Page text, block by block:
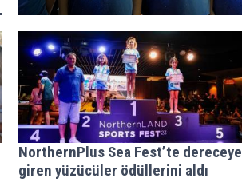
NorthernPlus Sea Fest’te dereceye
giren yüzücüler ödüllerini aldı